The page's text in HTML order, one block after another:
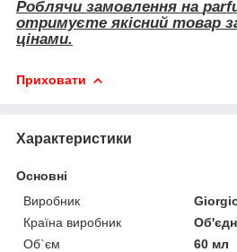
Роблячи замовлення на
отримуєте якісний товар
цінами.
Приховати
Характеристики
Основні
Виробник
Країна виробник
Об`єм
60 мл